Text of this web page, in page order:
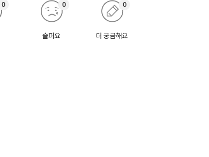
0
슬퍼요
0
더 궁금해요
0